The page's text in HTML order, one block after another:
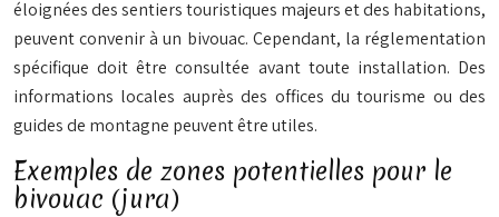
éloignées des sentiers touristiques majeurs et des habitations,
peuvent convenir à un bivouac. Cependant, la réglementation
spécifique doit être consultée avant toute installation. Des
informations locales auprès des offices du tourisme ou des
guides de montagne peuvent être utiles.
Exemples de zones potentielles pour le
bivouac (jura)